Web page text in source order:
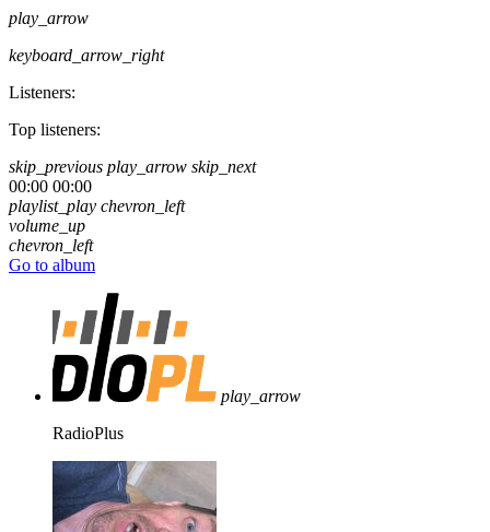
play_arrow
keyboard_arrow_right
Listeners:
Top listeners:
skip_previous play_arrow skip_next
00:00 00:00
playlist_play chevron_left
volume_up
chevron_left
Go to album
play_arrow
RadioPlus